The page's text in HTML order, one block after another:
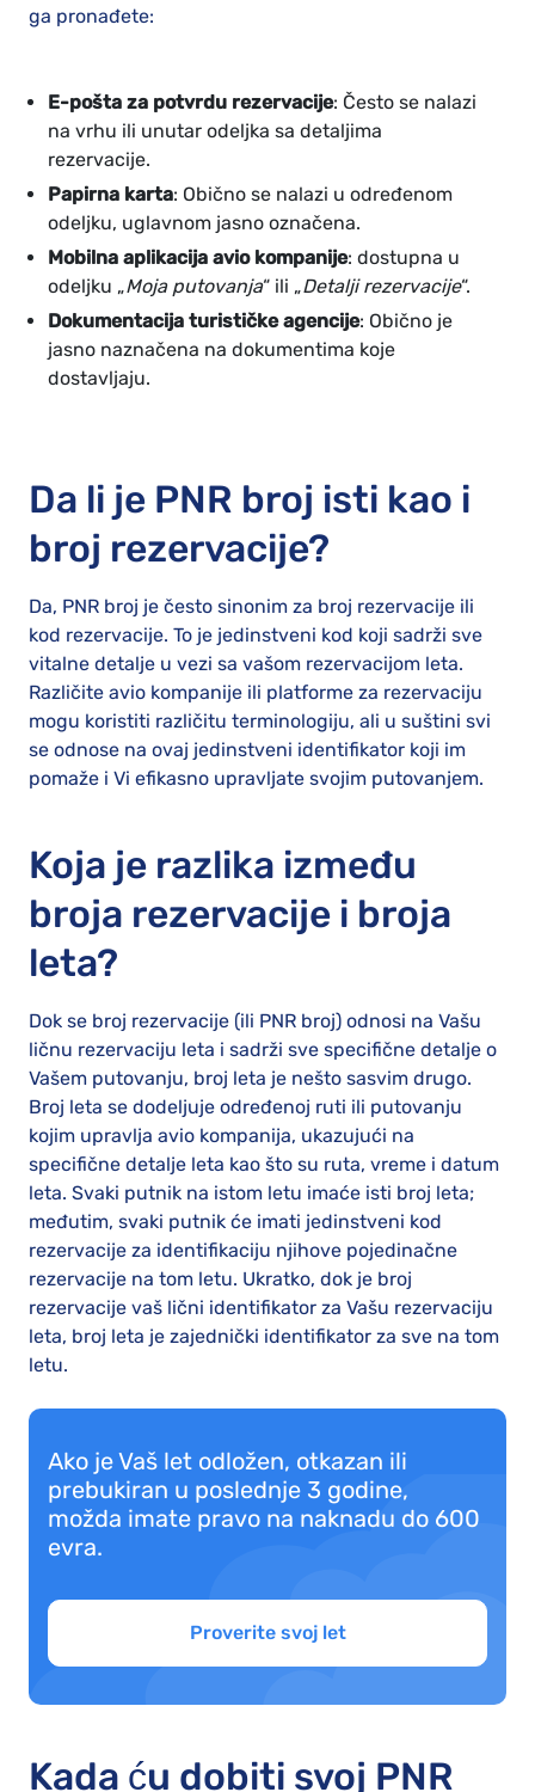
ga pronađete:
E-pošta za potvrdu rezervacije: Često se nalazi
na vrhu ili unutar odeljka sa detaljima
rezervacije.
Papirna karta: Obično se nalazi u određenom
odeljku, uglavnom jasno označena.
Mobilna aplikacija avio kompanije: dostupna u
odeljku „Moja putovanja“ ili „Detalji rezervacije“.
Dokumentacija turističke agencije: Obično je
jasno naznačena na dokumentima koje
dostavljaju.
Da li je PNR broj isti kao i
broj rezervacije?
Da, PNR broj je često sinonim za broj rezervacije ili
kod rezervacije. To je jedinstveni kod koji sadrži sve
vitalne detalje u vezi sa vašom rezervacijom leta.
Različite avio kompanije ili platforme za rezervaciju
mogu koristiti različitu terminologiju, ali u suštini svi
se odnose na ovaj jedinstveni identifikator koji im
pomaže i Vi efikasno upravljate svojim putovanjem.
Koja je razlika između
broja rezervacije i broja
leta?
Dok se broj rezervacije (ili PNR broj) odnosi na Vašu
ličnu rezervaciju leta i sadrži sve specifične detalje o
Vašem putovanju, broj leta je nešto sasvim drugo.
Broj leta se dodeljuje određenoj ruti ili putovanju
kojim upravlja avio kompanija, ukazujući na
specifične detalje leta kao što su ruta, vreme i datum
leta. Svaki putnik na istom letu imaće isti broj leta;
međutim, svaki putnik će imati jedinstveni kod
rezervacije za identifikaciju njihove pojedinačne
rezervacije na tom letu. Ukratko, dok je broj
rezervacije vaš lični identifikator za Vašu rezervaciju
leta, broj leta je zajednički identifikator za sve na tom
letu.
Ako je Vaš let odložen, otkazan ili
prebukiran u poslednje 3 godine,
možda imate pravo na naknadu do 600
evra.
Proverite svoj let
Kada ću dobiti svoj PNR